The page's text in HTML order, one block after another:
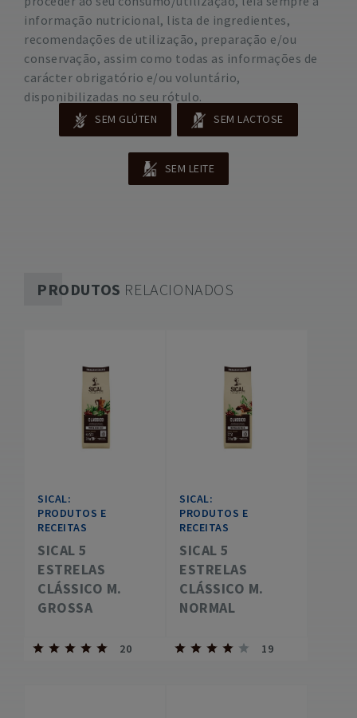
informação nutricional, lista de ingredientes,
recomendações de utilização, preparação e/ou
conservação, assim como todas as informações de
carácter obrigatório e/ou voluntário,
disponibilizadas no seu rótulo.
SEM GLÚTEN SEM LACTOSE
SEM LEITE
PRODUTOS RELACIONADOS
SICAL:
PRODUTOS E
RECEITAS
SICAL 5
ESTRELAS
CLÁSSICO M.
GROSSA
20
SICAL:
PRODUTOS E
RECEITAS
SICAL 5
ESTRELAS
CLÁSSICO M.
NORMAL
19